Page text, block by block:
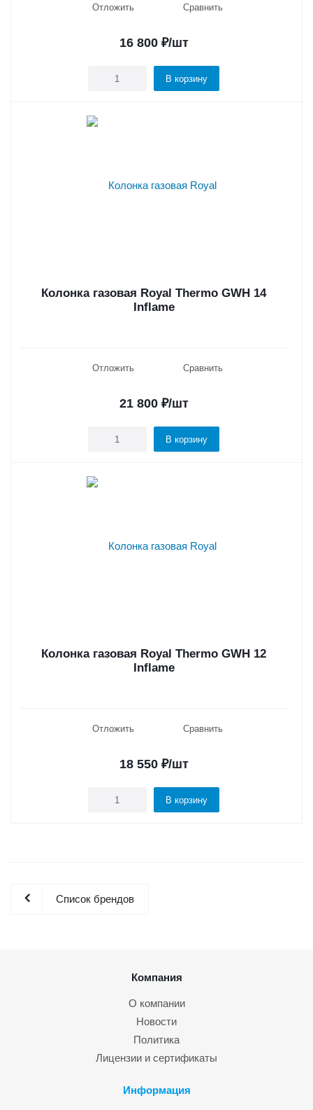
Отложить Сравнить
16 800 ₽/шт
В корзину
Колонка газовая Royal Thermo GWH 14
Inflame
Отложить Сравнить
21 800 ₽/шт
В корзину
Колонка газовая Royal Thermo GWH 12
Inflame
Отложить Сравнить
18 550 ₽/шт
В корзину
Список брендов
Компания
О компании
Новости
Политика
Лицензии и сертификаты
Информация